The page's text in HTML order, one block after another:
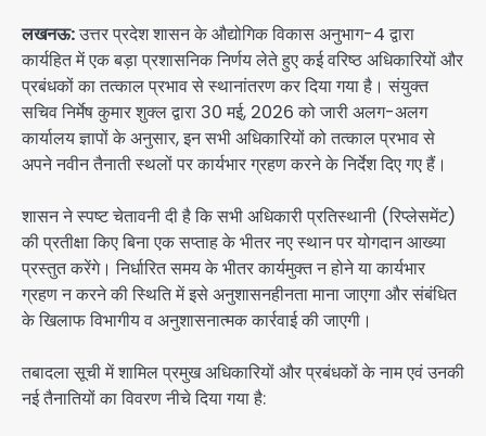
लखनऊ:उत्तर प्रदेश शासन के औद्योगिक विकास अनुभाग-4 द्वारा
कार्यहित में एक बड़ा प्रशासनिक निर्णय लेते हुए कई वरिष्ठ अधिकारियों और
प्रबंधकों का तत्काल प्रभाव से स्थानांतरण कर दिया गया है। संयुक्त
सचिव निर्मेष कुमार शुक्ल द्वारा 30 मई, 2026 को जारी अलग-अलग
कार्यालय ज्ञापों के अनुसार, इन सभी अधिकारियों को तत्काल प्रभाव से
अपने नवीन तैनाती स्थलों पर कार्यभार ग्रहण करने के निर्देश दिए गए हैं।
शासन ने स्पष्ट चेतावनी दी है कि सभी अधिकारी प्रतिस्थानी (रिप्लेसमेंट)
की प्रतीक्षा किए बिना एक सप्ताह के भीतर नए स्थान पर योगदान आख्या
प्रस्तुत करेंगे। निर्धारित समय के भीतर कार्यमुक्त न होने या कार्यभार
ग्रहण न करने की स्थिति में इसे अनुशासनहीनता माना जाएगा और संबंधित
के खिलाफ विभागीय व अनुशासनात्मक कार्रवाई की जाएगी।
तबादला सूची में शामिल प्रमुख अधिकारियों और प्रबंधकों के नाम एवं उनकी
नई तैनातियों का विवरण नीचे दिया गया है: